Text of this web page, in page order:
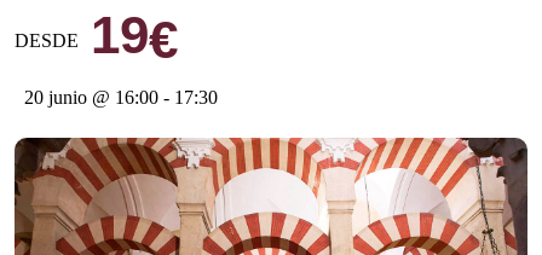
DESDE 19€
20 junio @ 16:00 - 17:30